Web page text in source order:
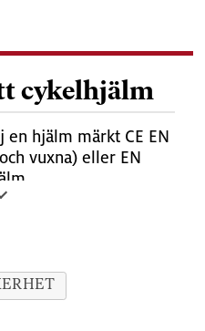
cykelhjälm
en hjälm märkt CE EN
vuxna) eller EN
täcka panna, hjässa